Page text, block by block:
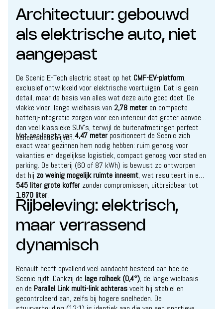
Architectuur: gebouwd
als elektrische auto, niet
aangepast
De Scenic E-Tech electric staat op het CMF-EV-platform,
exclusief ontwikkeld voor elektrische voertuigen. Dat is geen
detail, maar de basis van alles wat deze auto goed doet. De
vlakke vloer, lange wielbasis van 2,78 meter en compacte
batterij-integratie zorgen voor een interieur dat groter aanvoelt
dan veel klassieke SUV’s, terwijl de buitenafmetingen perfect
beheersbaar blijven.
Met een lengte van 4,47 meter positioneert de Scenic zich
exact waar gezinnen hem nodig hebben: ruim genoeg voor
vakanties en dagelijkse logistiek, compact genoeg voor stad en
parking. De batterij (60 of 87 kWh) is bewust zo ontworpen
dat hij zo weinig mogelijk ruimte inneemt, wat resulteert in een
545 liter grote koffer zonder compromissen, uitbreidbaar tot
1.670 liter.
Rijbeleving: elektrisch,
maar verrassend
dynamisch
Renault heeft opvallend veel aandacht besteed aan hoe de
Scenic rijdt. Dankzij de lage rolhoek (0,4°), de lange wielbasis
en de Parallel Link multi-link achterasvoelt hij stabiel en
gecontroleerd aan, zelfs bij hogere snelheden. De